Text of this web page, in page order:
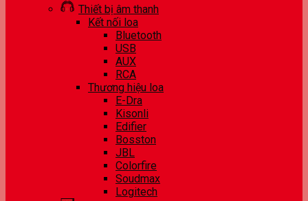
Thiết bị âm thanh
Kết nối loa
Bluetooth
USB
AUX
RCA
Thương hiệu loa
E-Dra
Kisonli
Edifier
Bosston
JBL
Colorfire
Soudmax
Logitech